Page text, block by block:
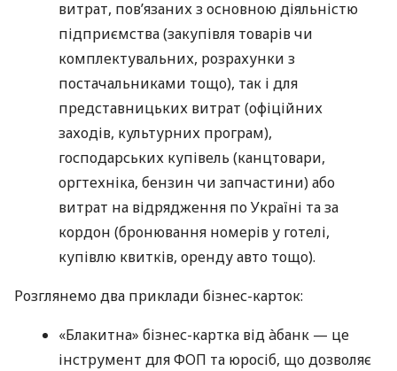
витрат, пов’язаних з основною діяльністю
підприємства (закупівля товарів чи
комплектувальних, розрахунки з
постачальниками тощо), так і для
представницьких витрат (офіційних
заходів, культурних програм),
господарських купівель (канцтовари,
оргтехніка, бензин чи запчастини) або
витрат на відрядження по Україні та за
кордон (бронювання номерів у готелі,
купівлю квитків, оренду авто тощо).
Розглянемо два приклади бізнес-карток:
«Блакитна» бізнес-картка від àбанк — це
інструмент для ФОП та юросіб, що дозволяє